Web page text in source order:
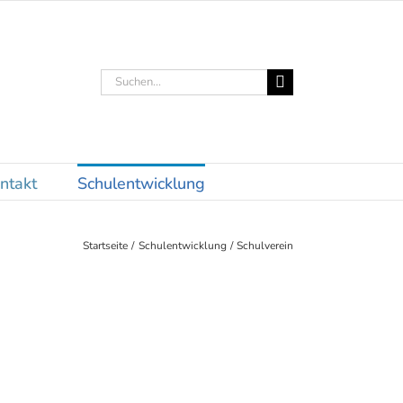
Suche
Schulentwicklung
Startseite Schulentwicklung Schulverein